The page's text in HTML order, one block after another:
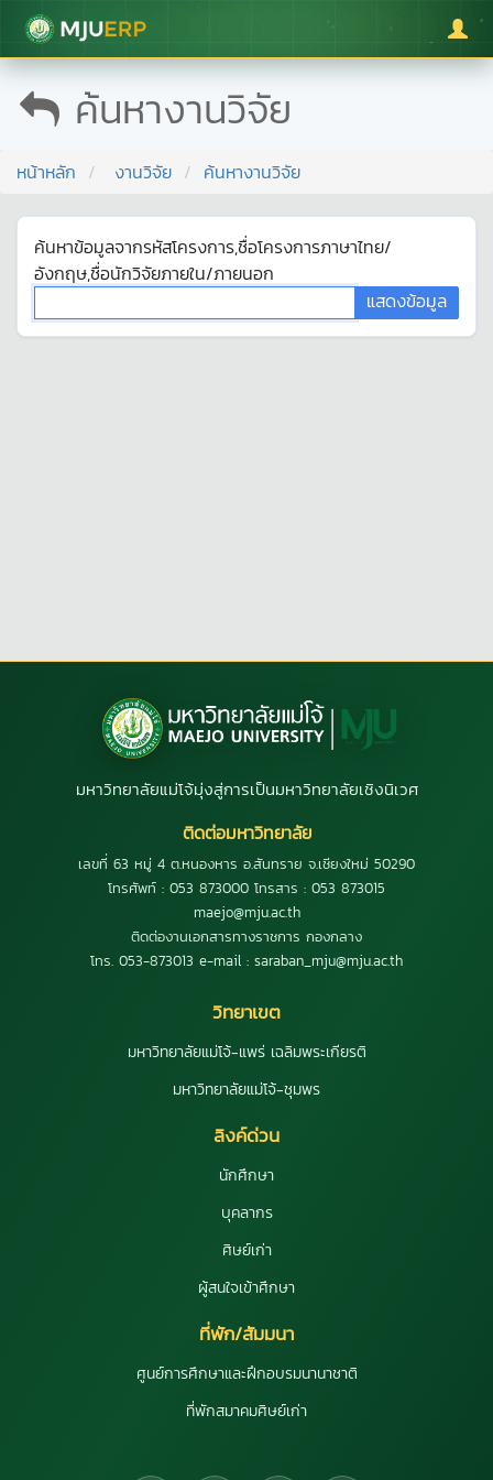
มหาวิทยาลัยแม่โจ้
ค้นหางานวิจัย
หน้าหลัก งานวิจัย ค้นหางานวิจัย
ค้นหาข้อมูลจากรหัสโครงการ,ชื่อโครงการภาษาไทย/
อังกฤษ,ชื่อนักวิจัยภายใน/ภายนอก
แสดงข้อมูล
มหาวิทยาลัยแม่โจ้มุ่งสู่การเป็นมหาวิทยาลัยเชิงนิเวศ
ติดต่อมหาวิทยาลัย
เลขที่ 63 หมู่ 4 ต.หนองหาร อ.สันทราย จ.เชียงใหม่ 50290
โทรศัพท์ : 053 873000 โทรสาร : 053 873015
maejo@mju.ac.th
ติดต่องานเอกสารทางราชการ กองกลาง
โทร. 053-873013 e-mail : saraban_mju@mju.ac.th
วิทยาเขต
มหาวิทยาลัยแม่โจ้-แพร่ เฉลิมพระเกียรติ
มหาวิทยาลัยแม่โจ้-ชุมพร
ลิงค์ด่วน
นักศึกษา
บุคลากร
ศิษย์เก่า
ผู้สนใจเข้าศึกษา
ที่พัก/สัมมนา
ศูนย์การศึกษาและฝึกอบรมนานาชาติ
ที่พักสมาคมศิษย์เก่า